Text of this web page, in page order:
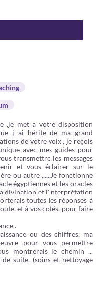
,je met a votre disposition
j ai hérite de ma grand
de votre voix , je reçois
avec mes guides pour
transmettre les messages
et vous éclairer sur le
ou autre ,.....Je fonctionne
égyptiennes et les oracles
divination et l'interprétation
toutes les réponses à
et à vos cotés, pour faire
.
ou des chiffres, ma
pour vous permettre
montrerais le chemin ...
suite. (soins et nettoyage